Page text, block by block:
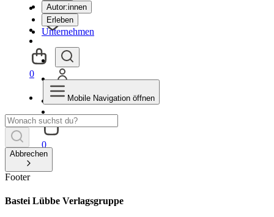
Autor:innen
Erleben
Unternehmen
0
0
Mobile Navigation öffnen
Abbrechen
Footer
Bastei Lübbe Verlagsgruppe